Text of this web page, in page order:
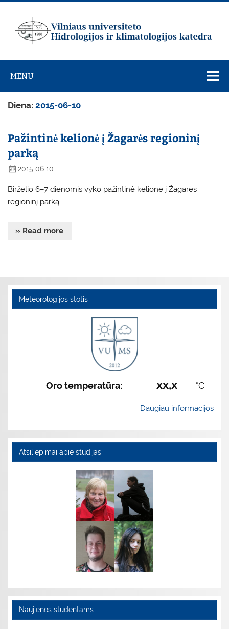
Skip
universiteto
Hidrologijos ir
klimatologijos
katedra
MENU
Diena:2015-06-10
Pažintinė kelionė į Žagarės regioninį
parką
2015 06 10
Birželio 6–7 dienomis vyko pažintinė kelionė į Žagarės
regioninį parką.
» Read more
Meteorologijos stotis
Oro temperatūra: xx,x °C
Daugiau informacijos
Atsiliepimai apie studijas
Naujienos studentams